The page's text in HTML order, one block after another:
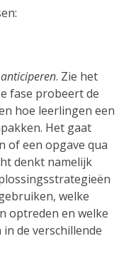
anticiperen. Zie het
fase probeert de
hoe leerlingen een
Het gaat
of een opgave qua
denkt namelijk
welke
optreden en welke
de verschillende